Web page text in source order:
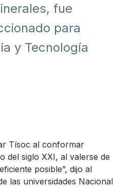
fue
para
y Tecnología
Tísoc al conformar
del siglo XXI, al valerse de
posible”, dijo al
las universidades Nacional